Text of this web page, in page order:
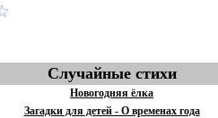
Случайные стихи
Новогодняя ёлка
Загадки для детей - О временах года